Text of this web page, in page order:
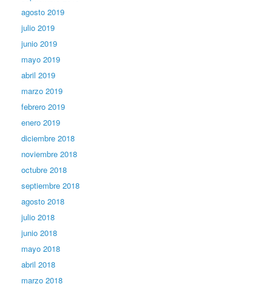
agosto 2019
julio 2019
junio 2019
mayo 2019
abril 2019
marzo 2019
febrero 2019
enero 2019
diciembre 2018
noviembre 2018
octubre 2018
septiembre 2018
agosto 2018
julio 2018
junio 2018
mayo 2018
abril 2018
marzo 2018